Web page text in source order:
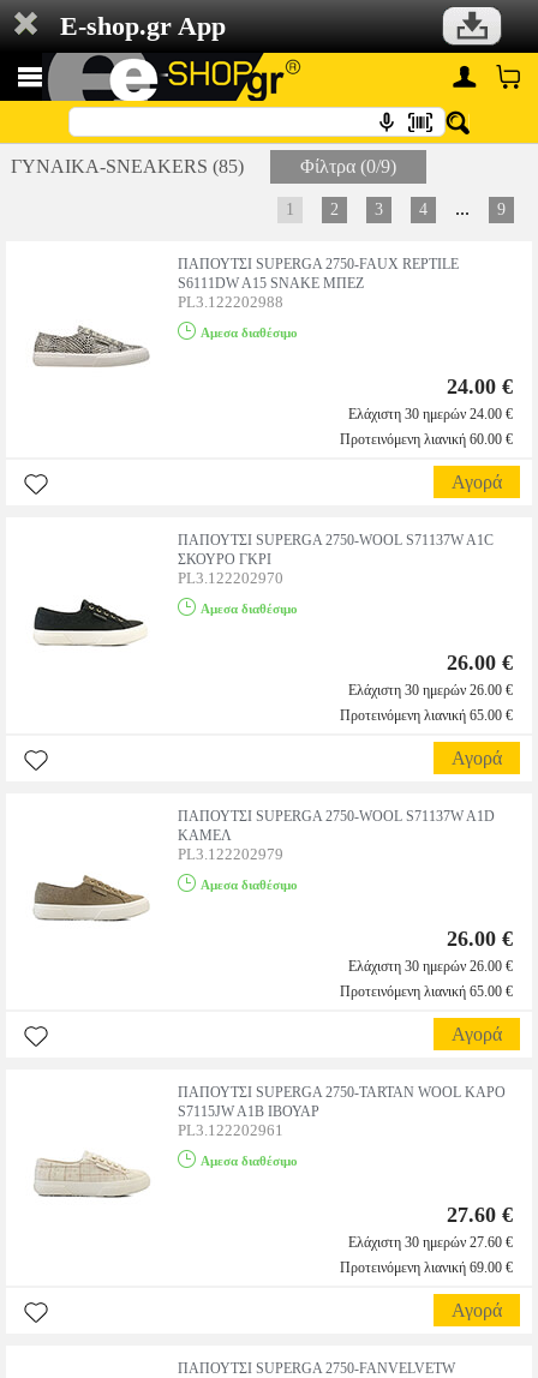
E-shop.gr App
ΓΥΝΑΙΚΑ-SNEAKERS (85) Φίλτρα (0/9)
1 2 3 4 ... 9
ΠΑΠΟΥΤΣΙ SUPERGA 2750-FAUX REPTILE
S6111DW A15 SNAKE ΜΠΕΖ
PL3.122202988
Αμεσα διαθέσιμο
24.00 €
Ελάχιστη 30 ημερών 24.00 €
Προτεινόμενη λιανική 60.00 €
Αγορά
ΠΑΠΟΥΤΣΙ SUPERGA 2750-WOOL S71137W A1C
ΣΚΟΥΡΟ ΓΚΡΙ
PL3.122202970
Αμεσα διαθέσιμο
26.00 €
Ελάχιστη 30 ημερών 26.00 €
Προτεινόμενη λιανική 65.00 €
Αγορά
ΠΑΠΟΥΤΣΙ SUPERGA 2750-WOOL S71137W A1D
ΚΑΜΕΛ
PL3.122202979
Αμεσα διαθέσιμο
26.00 €
Ελάχιστη 30 ημερών 26.00 €
Προτεινόμενη λιανική 65.00 €
Αγορά
ΠΑΠΟΥΤΣΙ SUPERGA 2750-TARTAN WOOL ΚΑΡΟ
S7115JW A1B ΙΒΟΥΑΡ
PL3.122202961
Αμεσα διαθέσιμο
27.60 €
Ελάχιστη 30 ημερών 27.60 €
Προτεινόμενη λιανική 69.00 €
Αγορά
ΠΑΠΟΥΤΣΙ SUPERGA 2750-FANVELVETW